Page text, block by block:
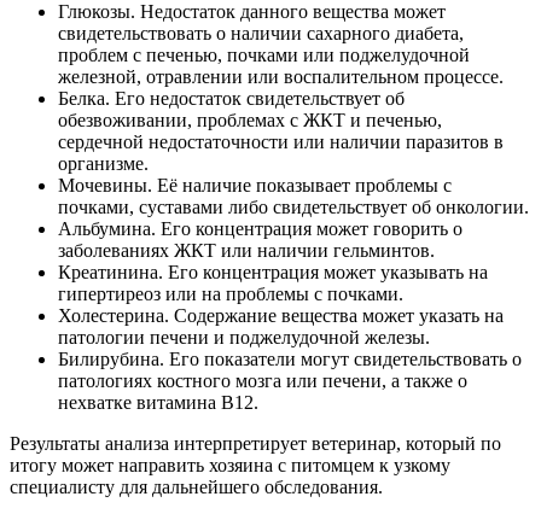
Глюкозы. Недостаток данного вещества может
свидетельствовать о наличии сахарного диабета,
проблем с печенью, почками или поджелудочной
железной, отравлении или воспалительном процессе.
Белка. Его недостаток свидетельствует об
обезвоживании, проблемах с ЖКТ и печенью,
сердечной недостаточности или наличии паразитов в
организме.
Мочевины. Её наличие показывает проблемы с
почками, суставами либо свидетельствует об онкологии.
Альбумина. Его концентрация может говорить о
заболеваниях ЖКТ или наличии гельминтов.
Креатинина. Его концентрация может указывать на
гипертиреоз или на проблемы с почками.
Холестерина. Содержание вещества может указать на
патологии печени и поджелудочной железы.
Билирубина. Его показатели могут свидетельствовать о
патологиях костного мозга или печени, а также о
нехватке витамина B12.
Результаты анализа интерпретирует ветеринар, который по
итогу может направить хозяина с питомцем к узкому
специалисту для дальнейшего обследования.